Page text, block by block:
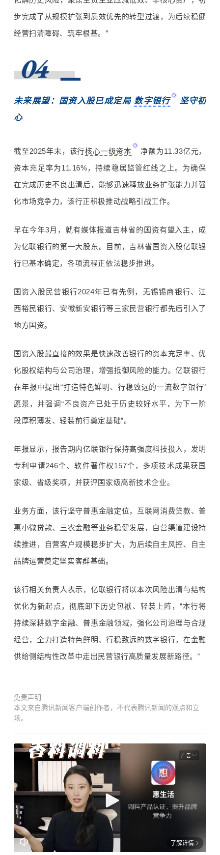
步完成了从规模扩张到质效优先的转型过渡，为后续稳健
经营扫清障碍、筑牢根基。”
未来展望：国资入股已成定局数字银行
坚守初
心
截至2025年末，该行核心一级资本 净额为11.33亿元，
资本充足率为11.16%，持续稳居监管红线之上。为确保
在完成历史不良出清后，能够迅速释放业务扩张能力并强
化市场竞争力，该行正积极推动战略引战工作。
早在今年3月，就有媒体报道吉林省的国资有望入主，成
为亿联银行的第一大股东。目前，吉林省国资入股亿联银
行已基本确定，各项流程正依法稳步推进。
国资入股民营银行2024年已有先例，无锡锡商银行、江
西裕民银行、安徽新安银行等三家民营银行都先后引入了
地方国 资。
国资入股最直接的效果是快速改善银行的资本充足率、优
化股权结构与公司治理， 增强抵御风险的能力。亿联银行
在年报中提出“打造特色鲜明、行稳致远的一流数字银行”
愿景，并强调“不良资产已处于历史较好水平，为下一阶
段厚积薄发、轻装前行奠定基础”。
年报显示，报告期内亿联银行保持高强度科技投入，发明
专利申请246个、软件著作权157个，多项技术成果获国
家级、省级奖项，并获评国家级高新技术企业。
业务方面，该行坚守普惠金融定位，互联网消费贷款、普
惠小微贷款、三农金融等业务稳健发展，自营渠道建设持
续推进，自营客户规模稳步扩大，为后续自主风控、自主
品牌运营奠定坚实客群基础。
该行相关负责人表示， 亿联银行将以本次风险出清与结构
优化为新起点，彻底卸下历史包袱、轻装上阵，“本行将
持续深耕数字金融、普惠金融领域，强化公司治理与合规
经营，全力打造特色鲜明、行稳致远的数字银行，在金融
供给侧结构性改革中走出民营银行高质量发展新路径。”
免责声明
本文来自腾讯新闻客户端创作者，不代表腾讯新闻的观点和立
场。
广告
了解详情